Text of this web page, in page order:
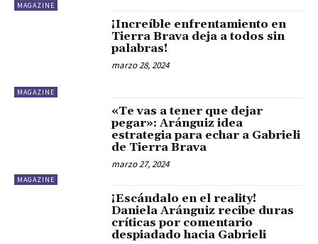
MAGAZINE
MAGAZINE
¡Increíble enfrentamiento en
Tierra Brava deja a todos sin
palabras!
marzo 28, 2024
MAGAZINE
«Te vas a tener que dejar
pegar»: Aránguiz idea
estrategia para echar a Gabrieli
de Tierra Brava
marzo 27, 2024
¡Escándalo en el reality!
Daniela Aránguiz recibe duras
críticas por comentario
despiadado hacia Gabrieli